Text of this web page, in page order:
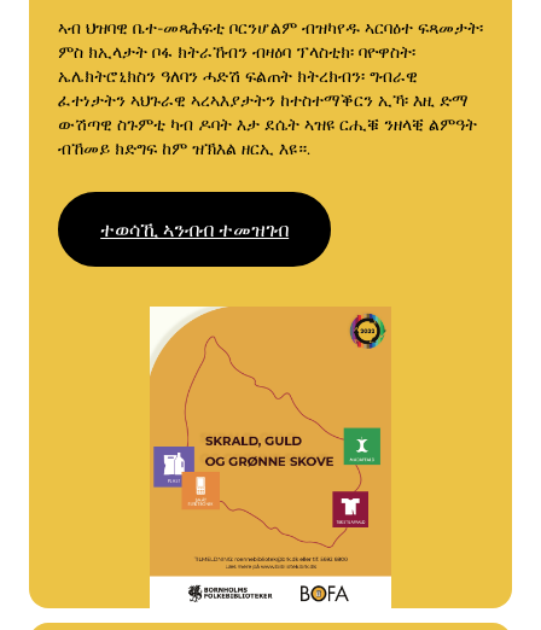
ኣብ ህዝባዊ ቤተ-መጻሕፍቲ ቦርንሆልም ብዝካየዱ ኣርባዕተ ፍጻመታት፡
ምስ ክኢላታት ቦፋ ክትራኸብን ብዛዕባ ፕላስቲክ፡ ባዮዋስት፡
ኤሌክትሮኒክስን ዓለባን ሓድሽ ፍልጠት ክትረክብን፡ ግብራዊ
ፈተነታትን ኣህጉራዊ ኣረኣእያታትን ከተስተማቕርን ኢኻ፡ እዚ ድማ
ውሽጣዊ ስጉምቲ ካብ ዶባት እታ ደሴት ኣዝዩ ርሒቑ ንዘላቒ ልምዓት
ብኸመይ ክድግፍ ከም ዝኽእል ዘርኢ እዩ።.
ተወሳኺ ኣንብብ ተመዝገብ